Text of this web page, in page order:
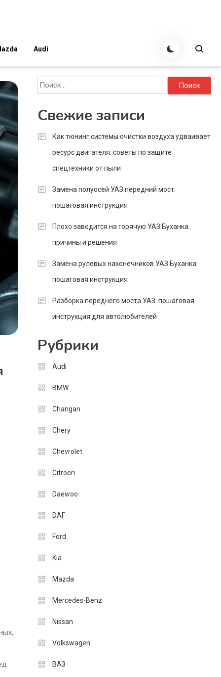
Audi
Найти:
Свежие записи
Как тюнинг системы очистки воздуха удваивает
ресурс двигателя: советы по защите
спецтехники от пыли
Замена полуосей УАЗ передний мост:
пошаговая инструкция
Плохо заводится на горячую УАЗ Буханка:
причины и решения
Замена рулевых наконечников УАЗ Буханка:
пошаговая инструкция
Разборка переднего моста УАЗ: пошаговая
инструкция для автолюбителей
Рубрики
Audi
BMW
Changan
Chery
Chevrolet
Citroen
Daewoo
DAF
Ford
Kia
Mazda
Mercedes-Benz
Nissan
Volkswagen
ВАЗ